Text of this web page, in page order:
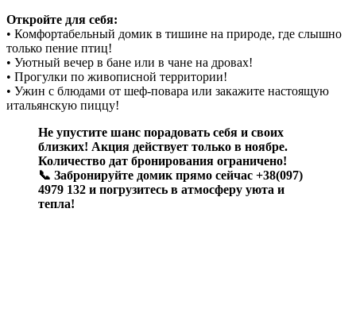
Откройте для себя:
• Комфортабельный домик в тишине на природе, где слышно
только пение птиц!
• Уютный вечер в бане или в чане на дровах!
• Прогулки по живописной территории!
• Ужин с блюдами от шеф-повара или закажите настоящую
итальянскую пиццу!
Не упустите шанс порадовать себя и своих
близких! Акция действует только в ноябре.
Количество дат бронирования ограничено!
📞 Забронируйте домик прямо сейчас +38(097)
4979 132 и погрузитесь в атмосферу уюта и
тепла!